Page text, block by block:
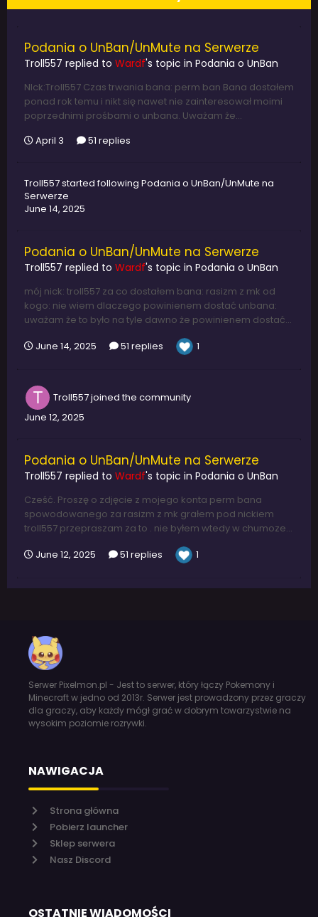
Podania o UnBan/UnMute na Serwerze
Troll557 replied to Wardf's topic in Podania o UnBan
NIck:Troll557 Czas trwania bana: perm ban Bana dostałem
ponad rok temu i nikt się nawet nie zainteresował moimi
poprzednimi prośbami o unbana. Uważam że...
April 3
51 replies
Troll557started following Podania o UnBan/UnMute na
Serwerze
June 14, 2025
Podania o UnBan/UnMute na Serwerze
Troll557 replied to Wardf's topic in Podania o UnBan
mój nick: troll557 za co dostałem bana: rasizm z mk od
kogo: nie wiem dlaczego powinienem dostać unbana:
uważam że to było na tyle dawno że powinienem dostać...
June 14, 2025
51 replies 1
Troll557joined the community
June 12, 2025
Podania o UnBan/UnMute na Serwerze
Troll557 replied to Wardf's topic in Podania o UnBan
Cześć. Proszę o zdjęcie z mojego konta perm bana
spowodowanego za rasizm z mk grałem pod nickiem
troll557 przepraszam za to . nie byłem wtedy w chumoze...
June 12, 2025
51 replies 1
Serwer Pixelmon.pl - Jest to serwer, który łączy Pokemony i
Minecraft w jedno od 2013r. Serwer jest prowadzony przez graczy
dla graczy, aby każdy mógł grać w dobrym towarzystwie na
wysokim poziomie rozrywki.
NAWIGACJA
Strona główna
Pobierz launcher
Sklep serwera
Nasz Discord
OSTATNIE WIADOMOŚCI